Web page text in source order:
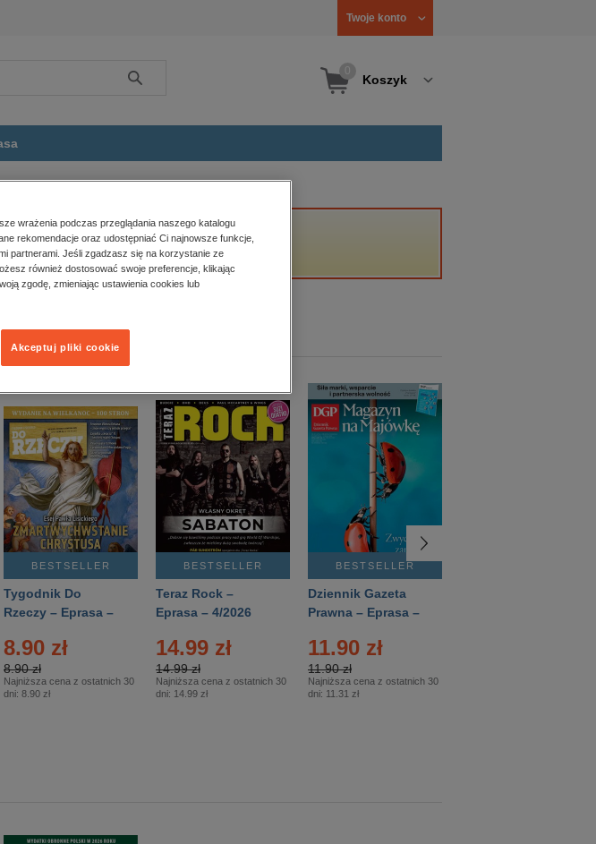
Twoje konto
Szukaj Koszyk
BESTSELLER
Tygodnik Do
Rzeczy – Eprasa –
8.90 zł
8.90 zł
Najniższa cena z ostatnich 30
dni: 8.90 zł
BESTSELLER
Teraz Rock –
Eprasa – 4/2026
14.99 zł
14.99 zł
Najniższa cena z ostatnich 30
dni: 14.99 zł
BESTSELLER
Dziennik Gazeta
Prawna – Eprasa –
11.90 zł
11.90 zł
Najniższa cena z ostatnich 30
dni: 11.31 zł
wrażenia podczas przeglądania naszego katalogu
rekomendacje oraz udostępniać Ci najnowsze funkcje,
partnerami. Jeśli zgadzasz się na korzystanie ze
również dostosować swoje preferencje, klikając
zgodę, zmieniając ustawienia cookies lub
Akceptuj pliki cookie